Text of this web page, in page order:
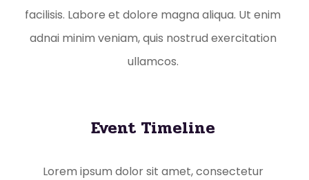
facilisis. Labore et dolore magna aliqua. Ut enim
adnai minim veniam, quis nostrud exercitation
ullamcos.
Event Timeline
Lorem ipsum dolor sit amet, consectetur